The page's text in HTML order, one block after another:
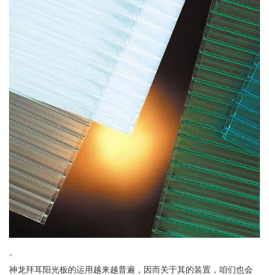
。
神龙拜耳阳光板的运用越来越普遍，因而关于其的装置，咱们也会